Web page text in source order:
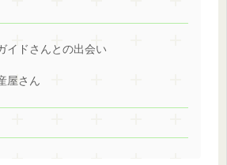
イドさんとの出会い
屋さん